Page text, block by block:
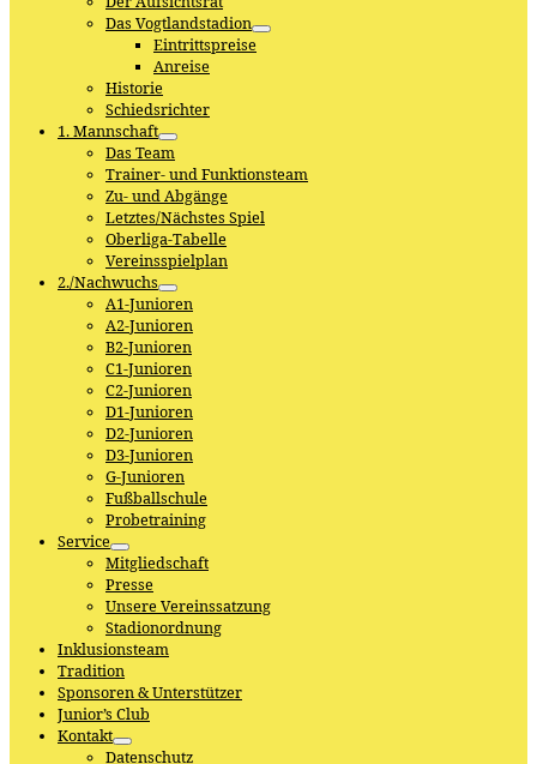
Das Vogtlandstadion
Eintrittspreise
Anreise
Historie
Schiedsrichter
1. Mannschaft
Das Team
Trainer- und Funktionsteam
Zu- und Abgänge
Letztes/Nächstes Spiel
Oberliga-Tabelle
Vereinsspielplan
2./Nachwuchs
A1-Junioren
A2-Junioren
B2-Junioren
C1-Junioren
C2-Junioren
D1-Junioren
D2-Junioren
D3-Junioren
G-Junioren
Fußballschule
Probetraining
Service
Mitgliedschaft
Presse
Unsere Vereinssatzung
Stadionordnung
Inklusionsteam
Tradition
Sponsoren & Unterstützer
Junior’s Club
Kontakt
Datenschutz